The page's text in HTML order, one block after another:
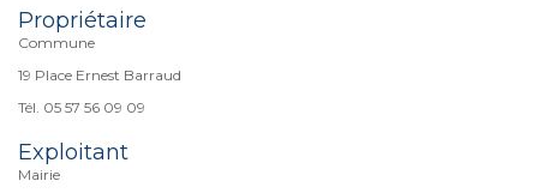
Propriétaire
Commune
19 Place Ernest Barraud
Tél. 05 57 56 09 09
Exploitant
Mairie